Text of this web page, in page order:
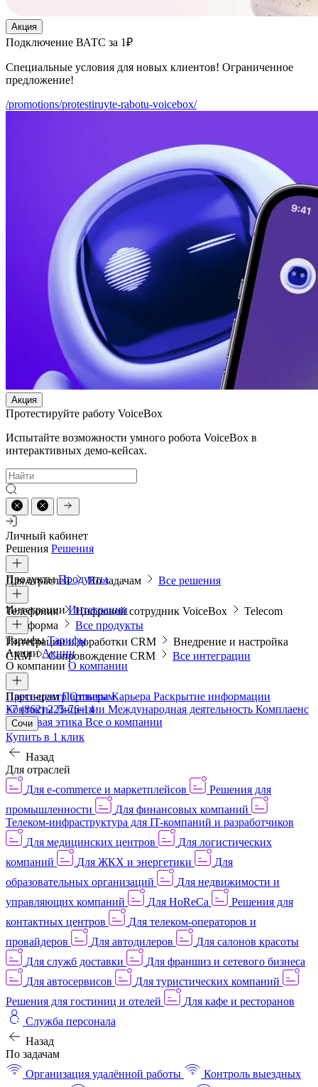
Акция
Подключение ВАТС за 1₽
Специальные условия для новых клиентов! Ограниченное
предложение!
/promotions/protestiruyte-rabotu-voicebox/
Акция
Протестируйте работу VoiceBox
Испытайте возможности умного робота VoiceBox в
интерактивных демо-кейсах.
Личный кабинет
Решения Решения
Для отраслей По задачам Все решения
ПродуктыПродукты
Телефония Цифровой сотрудник VoiceBox
Telecom
платформа
Все продукты
ИнтеграцииИнтеграции
Интеграции и доработки CRM
Внедрение и настройка
CRM
Сопровождение CRM Все интеграции
ТарифыТарифы
АкцииАкции
О компании О компании
Пресс-центрОтзывыКарьера Раскрытие информации
КонтактыЛицензии Международная деятельность Комплаенс
и деловая этика Все о компании
ПартнерамПартнерам
+7 (862) 225-76-14
Сочи
Купить в 1 клик
Назад
Для отраслей
Для e-commerce и маркетплейсов
Решения для
промышленности
Для финансовых компаний
Телеком-инфраструктура для IT-компаний и разработчиков
Для медицинских центров
Для логистических
компаний
Для ЖКХ и энергетики
Для
образовательных организаций
Для недвижимости и
управляющих компаний
Для HoReCa
Решения для
контактных центров
Для телеком-операторов и
провайдеров
Для автодилеров
Для салонов красоты
Для служб доставки
Для франшиз и сетевого бизнеса
Для автосервисов
Для туристических компаний
Решения для гостиниц и отелей
Для кафе и ресторанов
Служба персонала
Назад
По задачам
Организация удалённой работы
Контроль выездных